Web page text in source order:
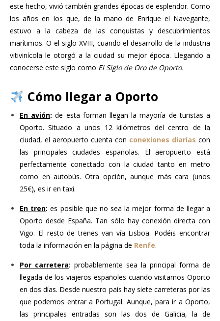
este hecho, vivió también grandes épocas de esplendor. Como
los años en los que, de la mano de Enrique el Navegante,
estuvo a la cabeza de las conquistas y descubrimientos
marítimos. O el siglo XVIII, cuando el desarrollo de la industria
vitivinícola le otorgó a la ciudad su mejor época. Llegando a
conocerse este siglo como El Siglo de Oro de Oporto.
Cómo llegar a Oporto
En avión:de esta forman llegan la mayoría de turistas a
Oporto. Situado a unos 12 kilómetros del centro de la
ciudad, el aeropuerto cuenta con conexiones diarias con
las principales ciudades españolas. El aeropuerto está
perfectamente conectado con la ciudad tanto en metro
como en autobús. Otra opción, aunque más cara (unos
25€), es ir en taxi.
En tren:es posible que no sea la mejor forma de llegar a
Oporto desde España. Tan sólo hay conexión directa con
Vigo. El resto de trenes van vía Lisboa. Podéis encontrar
toda la información en la página de Renfe.
Por carretera: probablemente sea la principal forma de
llegada de los viajeros españoles cuando visitamos Oporto
en dos días. Desde nuestro país hay siete carreteras por las
que podemos entrar a Portugal. Aunque, para ir a Oporto,
las principales entradas son las dos de Galicia, la de